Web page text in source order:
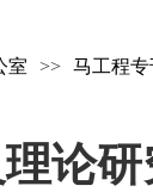
室 >> 马工程专
论研